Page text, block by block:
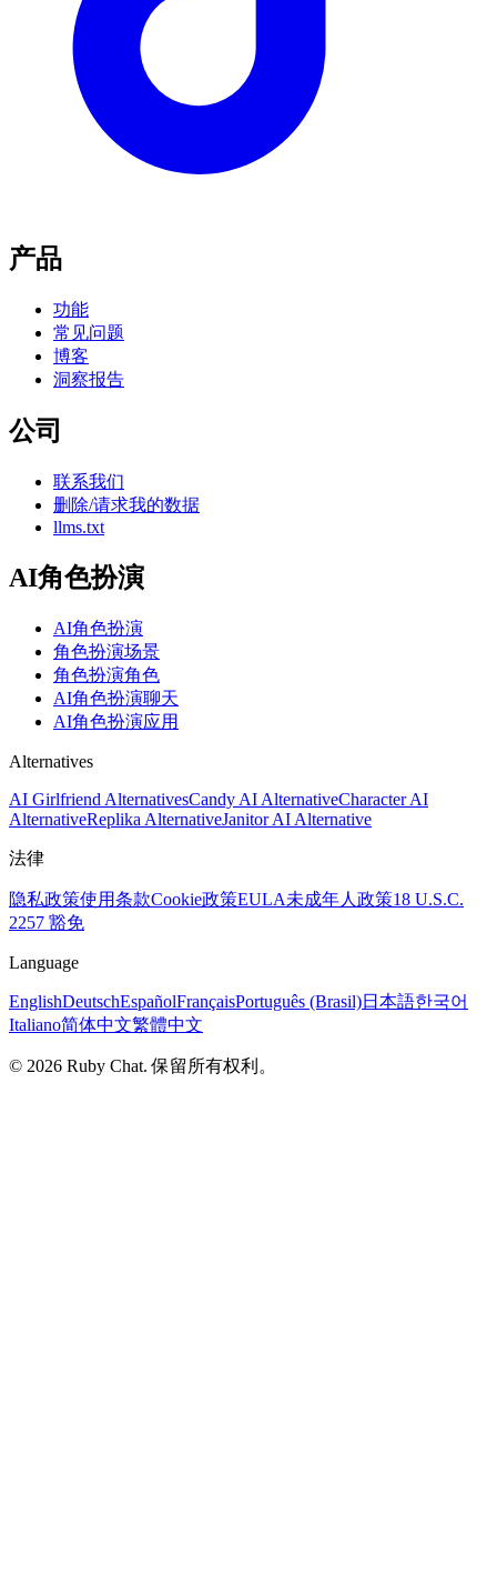
产品
功能
常见问题
博客
洞察报告
公司
联系我们
删除/请求我的数据
llms.txt
AI角色扮演
AI角色扮演
角色扮演场景
角色扮演角色
AI角色扮演聊天
AI角色扮演应用
Alternatives
AI Girlfriend AlternativesCandy AI AlternativeCharacter AI
AlternativeReplika AlternativeJanitor AI Alternative
法律
隐私政策使用条款Cookie政策EULA未成年人政策18 U.S.C.
2257 豁免
Language
EnglishDeutschEspañolFrançaisPortuguês (Brasil)日本語한국어
Italiano简体中文繁體中文
© 2026 Ruby Chat. 保留所有权利。